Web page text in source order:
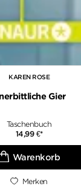
KAREN ROSE
Gier
Taschenbuch
14,99 €*
Merken